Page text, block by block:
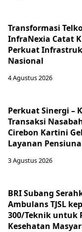
Transformasi
InfraNexia Catat
Perkuat
Nasional
4 Agustus 2026
Perkuat Sinergi –
Transaksi
Cirebon Kartini
Layanan
3 Agustus 2026
BRI Subang
Ambulans TJSL
300/Teknik untuk
Kesehatan